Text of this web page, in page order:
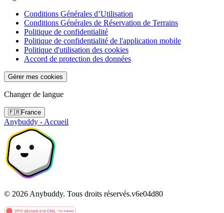
Conditions Générales d’Utilisation
Conditions Générales de Réservation de Terrains
Politique de confidentialité
Politique de confidentialité de l'application mobile
Politique d'utilisation des cookies
Accord de protection des données
Gérer mes cookies
Changer de langue
🇫🇷France
Anybuddy - Accueil
© 2026 Anybuddy. Tous droits réservés.v6e04d80